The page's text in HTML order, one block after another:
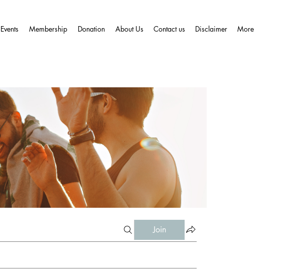
Membership Donation About Us Contact us Disclaimer More
Join